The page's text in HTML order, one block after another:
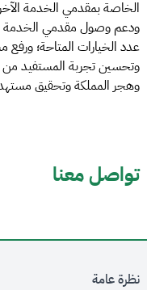
الخاصة بمقدمي الخدمة
ودعم وصول مقدمي الخدمة
عدد الخيارات المتاحة؛ ورفع
وتحسين تجربة المستفيد من
وهجر المملكة وتحقيق
تواصل معنا
نظرة عامة